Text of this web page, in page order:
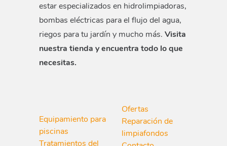
estar especializados en hidrolimpiadoras,
bombas eléctricas para el flujo del agua,
riegos para tu jardín y mucho más. Visita
nuestra tienda y encuentra todo lo que
necesitas.
Equipamiento para
piscinas
Tratamientos del
Ofertas
Reparación de
limpiafondos